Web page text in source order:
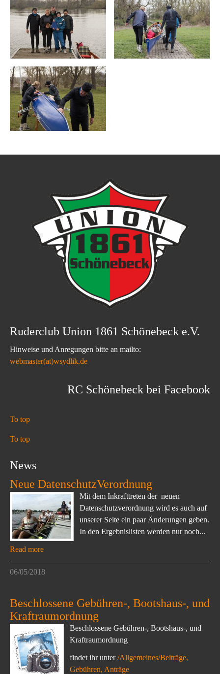
Ruderclub Union 1861 Schönebeck e.V.
Hinweise und Anregungen bitte an mailto:
webmaster(at)wsydlik.de
RC Schönebeck bei Facebook
To top
To top
News
Neue DatenschutzVerordnung
Mit dem Inkrafttreten der neuen
Datenschutzverordnung wird es auch auf
unserer Seite ein paar Änderungen geben.
In den Ergebnislisten werden nur noch...
Read more
06/05/2018
Beschlossene Gebühren-, Bootshaus-, und
Kraftraumordnung
Beschlossene Gebühren-, Bootshaus-, und
Kraftraumordnung
findet ihr unter/Allgemeines/Beiträge,
Gebühren, Anträge